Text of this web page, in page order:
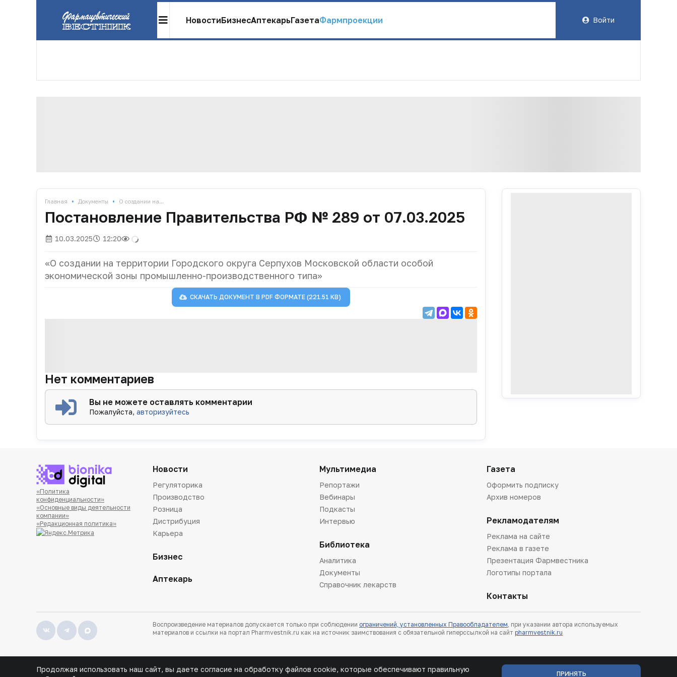
НовостиБизнесАптекарьГазетаФармпроекции Войти
Главная • Документы • О создании на...
Постановление Правительства РФ № 289 от 07.03.2025
10.03.2025 12:20
«О создании на территории Городского округа Серпухов Московской области особой
экономической зоны промышленно-производственного типа»
СКАЧАТЬ ДОКУМЕНТ В PDFФОРМАТЕ (221.51 KB)
Нет комментариев
Вы не можете оставлять комментарии
Пожалуйста,авторизуйтесь
«Политика
конфиденциальности»
«Основные виды деятельности
компании»
«Редакционная политика»
Новости
Регуляторика
Производство
Розница
Дистрибуция
Карьера
Бизнес
Аптекарь
Мультимедиа
Репортажи
Вебинары
Подкасты
Интервью
Библиотека
Аналитика
Документы
Справочник лекарств
Газета
Оформить подписку
Архив номеров
Рекламодателям
Реклама на сайте
Реклама в газете
Презентация Фармвестника
Логотипы портала
Контакты
Воспроизведение материалов допускается только при соблюдении ограничений, установленных Правообладателем, при указании автора используемых
материалов и ссылки на портал Pharmvestnik.ru как на источник заимствования с обязательной гиперссылкой на сайт pharmvestnik.ru
Продолжая использовать наш сайт, вы даете согласие на обработку файлов cookie, которые обеспечивают правильную
ПРИНЯТЬ